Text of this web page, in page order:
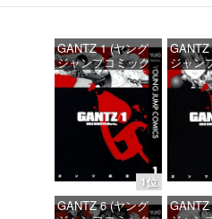
1位
GANTZ 1 (ヤング
ジャンプコミック
スDIGITAL)
価格：¥100
ジャン
ス
GANTZ 6 (ヤング